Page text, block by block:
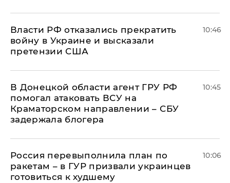
Власти РФ отказались прекратить
войну в Украине и высказали
претензии США
10:46
В Донецкой области агент ГРУ РФ
помогал атаковать ВСУ на
Краматорском направлении – СБУ
задержала блогера
10:45
Россия перевыполнила план по
ракетам – в ГУР призвали украинцев
готовиться к худшему
10:06